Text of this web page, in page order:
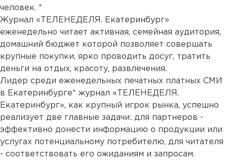
человек. *
Журнал «ТЕЛЕНЕДЕЛЯ. Екатеринбург»
еженедельно читает активная, семейная аудитория,
домашний бюджет которой позволяет совершать
крупные покупки, ярко проводить досуг, тратить
деньги на отдых, красоту, развлечения.
Лидер среди еженедельных печатных платных СМИ
в Екатеринбурге* журнал «ТЕЛЕНЕДЕЛЯ.
Екатеринбург», как крупный игрок рынка, успешно
реализует две главные задачи: для партнеров -
эффективно донести информацию о продукции или
услугах потенциальному потребителю, для читателя
- соответствовать его ожиданиям и запросам.